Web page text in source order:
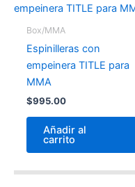
Box/MMA
Espinilleras con
empeinera TITLE para
MMA
$995.00
Añadir al
carrito